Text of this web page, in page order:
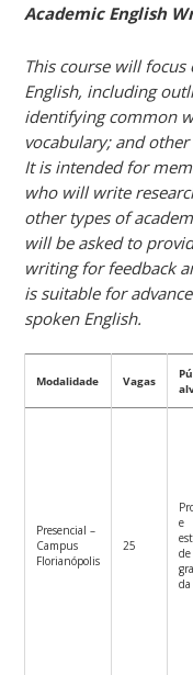
Academic English
This course will
English, including
identifying common
vocabulary; and
It is intended for
who will write
other types of
will be asked to
writing for feedback
is suitable for
spoken English.
Modalidade Vagas
Presencial –
Campus
Florianópolis
25
e
de